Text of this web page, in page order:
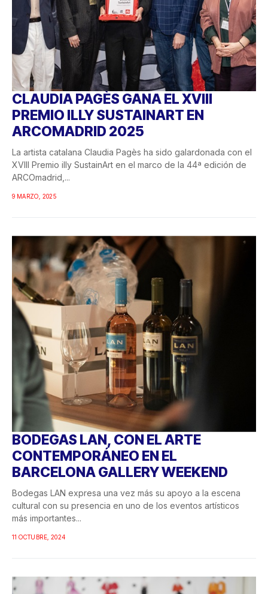
CLAUDIA PAGÈS GANA EL XVIII
PREMIO ILLY SUSTAINART EN
ARCOMADRID 2025
La artista catalana Claudia Pagès ha sido galardonada con el
XVIII Premio illy SustainArt en el marco de la 44ª edición de
ARCOmadrid,...
9 MARZO, 2025
BODEGAS LAN, CON EL ARTE
CONTEMPORÁNEO EN EL
BARCELONA GALLERY WEEKEND
Bodegas LAN expresa una vez más su apoyo a la escena
cultural con su presencia en uno de los eventos artísticos
más importantes...
11 OCTUBRE, 2024